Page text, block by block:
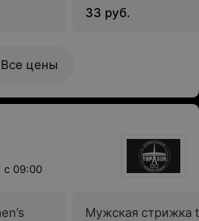
33 руб.
Все цены
с 09:00
Мужская стрижка